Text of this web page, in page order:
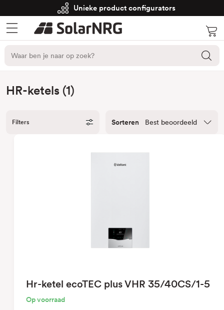
Unieke product configurators
HR-ketels (1)
Filters Sorteren
Hr-ketel ecoTEC plus VHR 35/40CS/1-5
Op voorraad